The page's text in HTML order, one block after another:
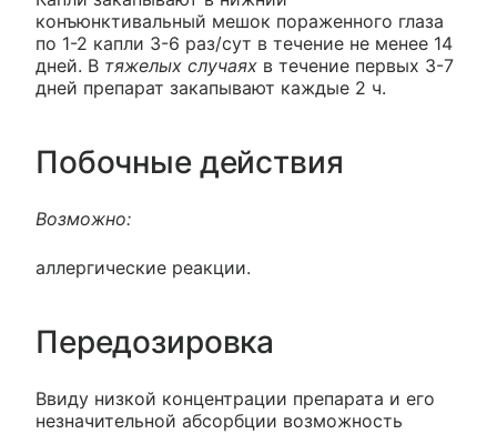
конъюнктивальный мешок пораженного глаза
по 1-2 капли 3-6 раз/сут в течение не менее 14
дней. В тяжелых случаях в течение первых 3-7
дней препарат закапывают каждые 2 ч.
Побочные действия
Возможно:
аллергические реакции.
Передозировка
Ввиду низкой концентрации препарата и его
незначительной абсорбции возможность